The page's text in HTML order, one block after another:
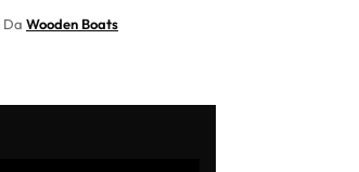
Da Wooden Boats